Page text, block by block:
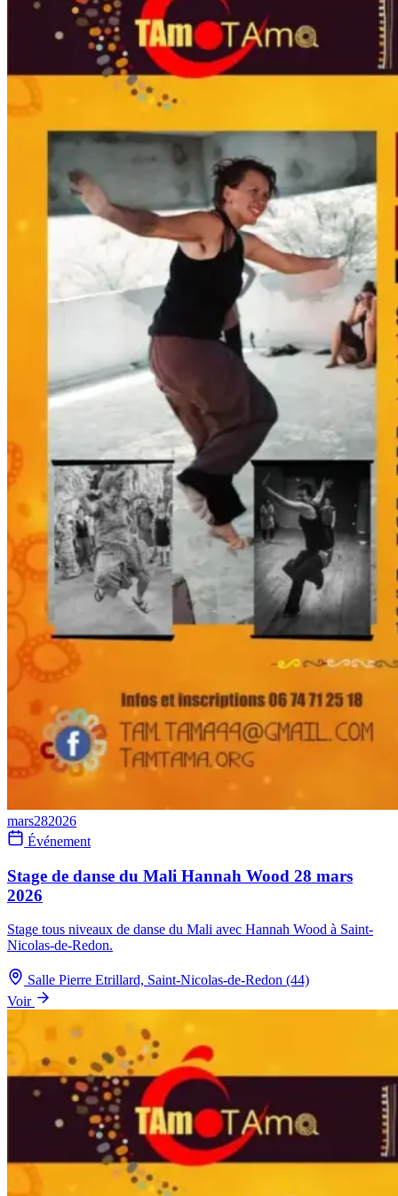
mars282026
Événement
Stage de danse du Mali Hannah Wood 28 mars
2026
Stage tous niveaux de danse du Mali avec Hannah Wood à Saint-
Nicolas-de-Redon.
Salle Pierre Etrillard, Saint-Nicolas-de-Redon (44)
Voir